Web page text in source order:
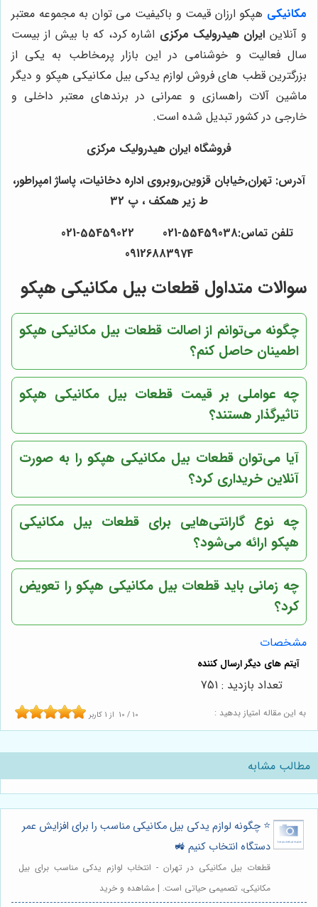
مکانیکی هپکو ارزان قیمت و باکیفیت می توان به مجموعه معتبر
و آنلاین ایران هیدرولیک مرکزی اشاره کرد، که با بیش از بیست
سال فعالیت و خوشنامی در این بازار پرمخاطب به یکی از
بزرگترین قطب های فروش لوازم یدکی بیل مکانیکی هپکو و دیگر
ماشین آلات راهسازی و عمرانی در برندهای معتبر داخلی و
خارجی در کشور تبدیل شده است.
فروشگاه ایران هیدرولیک مرکزی
آدرس: تهران,خیابان قزوین,روبروی اداره دخانیات، پاساژ امپراطور،
ط زیر همکف ، پ 32
09126883974
سوالات متداول قطعات بیل مکانیکی هپکو
چگونه می‌توانم از اصالت قطعات بیل مکانیکی هپکو
اطمینان حاصل کنم؟
چه عواملی بر قیمت قطعات بیل مکانیکی هپکو
تاثیرگذار هستند؟
آیا می‌توان قطعات بیل مکانیکی هپکو را به صورت
آنلاین خریداری کرد؟
چه نوع گارانتی‌هایی برای قطعات بیل مکانیکی
هپکو ارائه می‌شود؟
چه زمانی باید قطعات بیل مکانیکی هپکو را تعویض
کرد؟
مشخصات
به این مقاله امتیاز بدهید : 10 / 10 از 1 کاربر
تعداد بازدید : 751
مطالب مشابه
⭐️ چگونه لوازم یدکی بیل مکانیکی مناسب را برای افزایش عمر
دستگاه انتخاب کنیم 🚜
قطعات بیل مکانیکی در تهران - انتخاب لوازم یدکی مناسب برای بیل
مکانیکی، تصمیمی حیاتی است. | مشاهده و خرید